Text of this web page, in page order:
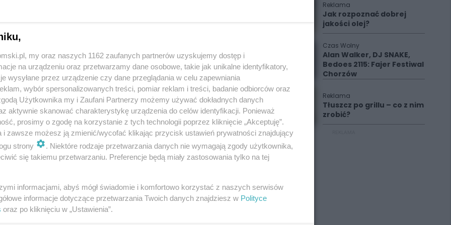
zatapialnych. Dla jej funkcjonowania
wyrobisk.
wody ze wschodniego skrzydła Niecki
Rozbark, Andaluzja, Jowisz, Piekary, Grodziec.
m3 wody na minutę, czyli tyle, ile zwykle zużywa
przez osadnik główny będzie następnie zasilać
jest duża ilość energii elektrycznej. W tym celu
kopalni przy ulicy Łużyckiej. Zabudowa elektrowni
mocą do 28 MW. Przewiduje się
przynajmniej 108 falowników wraz z niezbędną
Reklama
Jak rozpoznać dobrej
jakości olej?
Czas Wolny
Alan Walker, DJ SNAKE,
Bedoes 2115: Fajer Festiwal
Chorzów
Reklama
Tłuszcz po grillu – co z nim
zrobić?
my oraz naszych 1162 zaufanych partnerów uzyskujemy dostęp i
na urządzeniu oraz przetwarzamy dane osobowe, takie jak unikalne identyfikatory,
wysyłane przez urządzenie czy dane przeglądania w celu zapewniania
wybór spersonalizowanych treści, pomiar reklam i treści, badanie odbiorców oraz
Użytkownika my i Zaufani Partnerzy możemy używać dokładnych danych
aktywnie skanować charakterystykę urządzenia do celów identyfikacji. Ponieważ
prosimy o zgodę na korzystanie z tych technologii poprzez kliknięcie „Akceptuję”.
i zawsze możesz ją zmienić/wycofać klikając przycisk ustawień prywatności znajdujący
strony
. Niektóre rodzaje przetwarzania danych nie wymagają zgody użytkownika,
się takiemu przetwarzaniu. Preferencje będą miały zastosowania tylko na tej
informacjami, abyś mógł świadomie i komfortowo korzystać z naszych serwisów
informacje dotyczące przetwarzania Twoich danych znajdziesz w Polityce
oraz po kliknięciu w „Ustawienia”.